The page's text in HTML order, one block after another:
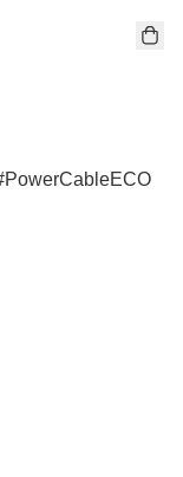
PowerCableECO